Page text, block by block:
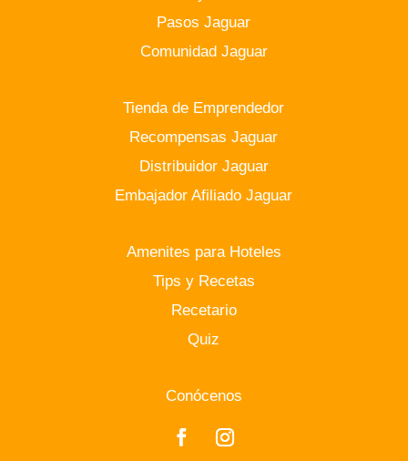
Pasos Jaguar
Comunidad Jaguar
Tienda de Emprendedor
Recompensas Jaguar
Distribuidor Jaguar
Embajador Afiliado Jaguar
Amenites para Hoteles
Tips y Recetas
Recetario
Quiz
Conócenos